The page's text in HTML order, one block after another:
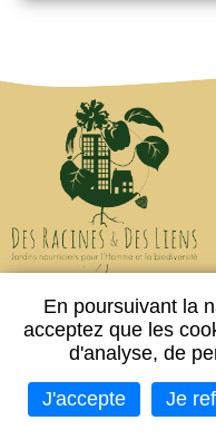
Mentions légales Plan du
Données personnelles
En poursuivant la
acceptez que les
d'analyse, de
J'accepte Je